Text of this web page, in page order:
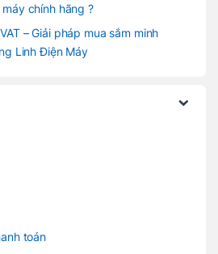
chính hãng ?
– Giải pháp mua sắm minh
Linh Điện Máy
toán